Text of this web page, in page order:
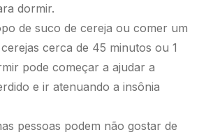
dormir.
de suco de cereja ou comer um
cerca de 45 minutos ou 1
pode começar a ajudar a
e ir atenuando a insônia
pessoas podem não gostar de